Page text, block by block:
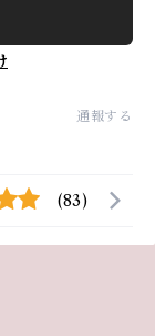
通報する
(83)